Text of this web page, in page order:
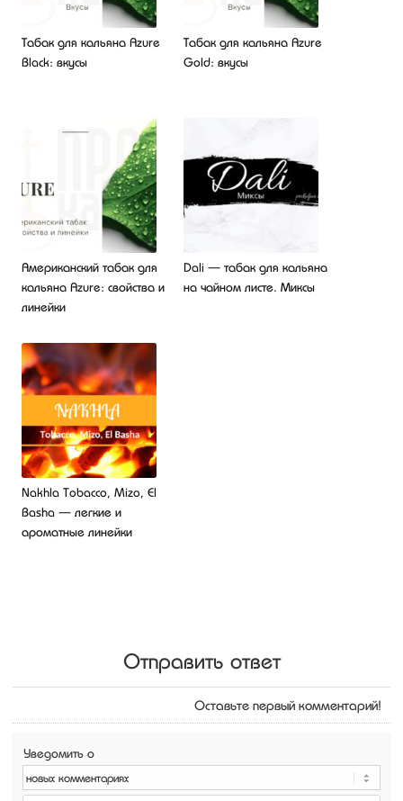
Табак для кальяна Azure
Black: вкусы
Табак для кальяна Azure
Gold: вкусы
Американский табак для
кальяна Azure: свойства и
линейки
Dali — табак для кальяна
на чайном листе. Миксы
Nakhla Tobacco, Mizo, El
Basha — легкие и
ароматные линейки
Отправить ответ
Оставьте первый комментарий!
Уведомить о